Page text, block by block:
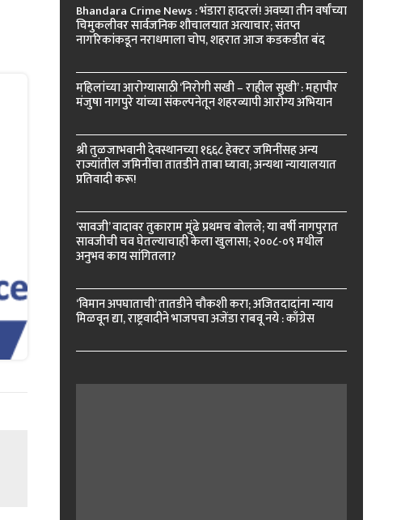
Bhandara Crime News : भंडारा हादरलं! अवघ्या तीन वर्षांच्या
चिमुकलीवर सार्वजनिक शौचालयात अत्याचार; संतप्त
नागरिकांकडून नराधमाला चोप, शहरात आज कडकडीत बंद
महिलांच्या आरोग्यासाठी ‘निरोगी सखी – राहील सुखी’ : महापौर
मंजुषा नागपुरे यांच्या संकल्पनेतून शहरव्यापी आरोग्य अभियान
श्री तुळजाभवानी देवस्थानच्या १६६८ हेक्टर जमिनींसह अन्य
राज्यांतील जमिनींचा तातडीने ताबा घ्यावा; अन्यथा न्यायालयात
प्रतिवादी करू!
‘सावजी’ वादावर तुकाराम मुंढे प्रथमच बोलले; या वर्षी नागपुरात
सावजीची चव घेतल्याचाही केला खुलासा; २००८-०९ मधील
अनुभव काय सांगितला?
‘विमान अपघाताची’ तातडीने चौकशी करा; अजितदादांना न्याय
मिळवून द्या, राष्ट्रवादीने भाजपचा अजेंडा राबवू नये : काँग्रेस